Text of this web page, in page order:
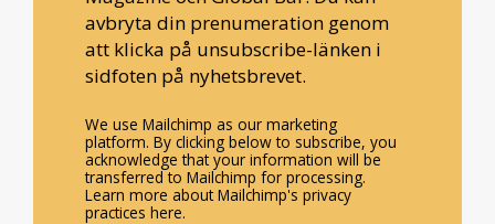
avbryta din prenumeration genom
att klicka på unsubscribe-länken i
sidfoten på nyhetsbrevet.
We use Mailchimp as our marketing
platform. By clicking below to subscribe, you
acknowledge that your information will be
transferred to Mailchimp for processing.
Learn more about Mailchimp's privacy
practices here.